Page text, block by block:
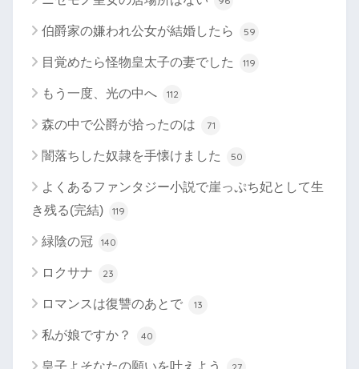
伯爵家の嫌われ公女が結婚したら 59
目覚めたら怪物皇太子の妻でした 119
もう一度、光の中へ 112
森の中で公爵が拾ったのは 71
闇落ちした奴隷を手懐けました 50
よくあるファンタジー小説で崖っぷち妃として生
き残る(完結)
119
緑陰の冠 140
ロクサナ 23
ロマンスは復讐のあとで 13
私が娘ですか？ 40
皇子よそなたの願いを叶えよう